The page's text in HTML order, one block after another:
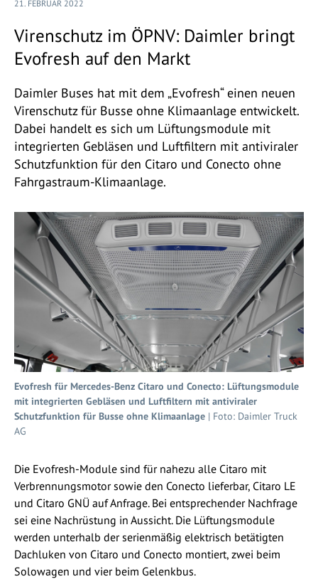
21. FEBRUAR 2022
Virenschutz im ÖPNV: Daimler bringt
Evofresh auf den Markt
Daimler Buses hat mit dem „Evofresh“ einen neuen
Virenschutz für Busse ohne Klimaanlage entwickelt.
Dabei handelt es sich um Lüftungsmodule mit
integrierten Gebläsen und Luftfiltern mit antiviraler
Schutzfunktion für den Citaro und Conecto ohne
Fahrgastraum-Klimaanlage.
Evofresh für Mercedes-Benz Citaro und Conecto: Lüftungsmodule
mit integrierten Gebläsen und Luftfiltern mit antiviraler
Schutzfunktion für Busse ohne Klimaanlage | Foto: Daimler Truck
AG
Die Evofresh-Module sind für nahezu alle Citaro mit
Verbrennungsmotor sowie den Conecto lieferbar, Citaro LE
und Citaro GNÜ auf Anfrage. Bei entsprechender Nachfrage
sei eine Nachrüstung in Aussicht. Die Lüftungsmodule
werden unterhalb der serienmäßig elektrisch betätigten
Dachluken von Citaro und Conecto montiert, zwei beim
Solowagen und vier beim Gelenkbus.